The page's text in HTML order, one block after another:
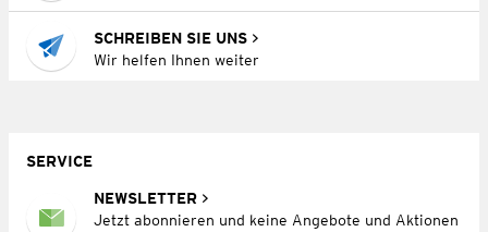
SCHREIBEN SIE UNS
Wir helfen Ihnen weiter
SERVICE
NEWSLETTER
Jetzt abonnieren und keine Angebote und Aktionen